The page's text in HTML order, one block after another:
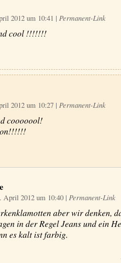
2012 um 10:41 | Permanent-Link
cool !!!!!!!
2012 um 10:27 | Permanent-Link
cooooool!
April 2012 um 10:40 | Permanent-Link
aber wir denken,
in der Regel Jeans und ein
es kalt ist farbig.